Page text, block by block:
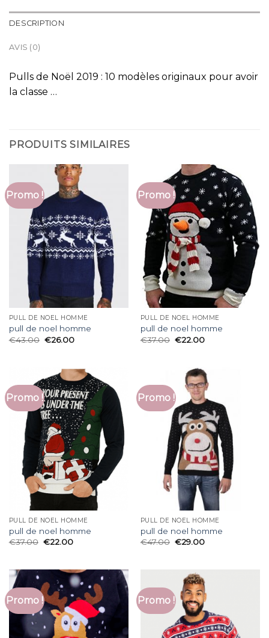
DESCRIPTION
AVIS (0)
Pulls de Noël 2019 : 10 modèles originaux pour avoir
la classe …
PRODUITS SIMILAIRES
Promo !
PULL DE NOEL HOMME
pull de noel homme
€43.00 €26.00
Promo !
PULL DE NOEL HOMME
pull de noel homme
€37.00 €22.00
Promo !
PULL DE NOEL HOMME
pull de noel homme
€37.00 €22.00
Promo !
PULL DE NOEL HOMME
pull de noel homme
€47.00 €29.00
Promo ! Promo !